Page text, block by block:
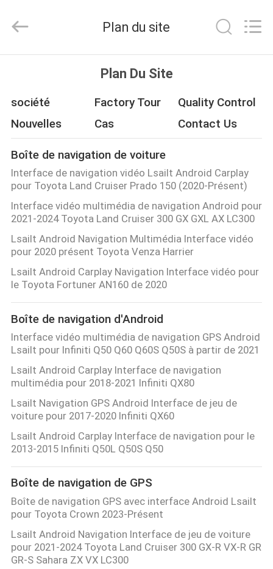
PRODUITS
VIDÉOS
AU
SUJET
DE
NOUS
VISITE
D'USINE
CONTRÔLE
DE
QUALITÉ
CONTACTEZ-
NOUS
NOUVELLES
CAS
PLAN
Automobile
Electron
Rights
Plan du site
Plan Du Site
société Factory Tour
Quality Control
Nouvelles
Cas Contact Us
Boîte de navigation de voiture
Interface de navigation vidéo Lsailt Android Carplay
pour Toyota Land Cruiser Prado 150 (2020-Présent)
Interface vidéo multimédia de navigation Android pour
2021-2024 Toyota Land Cruiser 300 GX GXL AX LC300
Lsailt Android Navigation Multimédia Interface vidéo
pour 2020 présent Toyota Venza Harrier
Lsailt Android Carplay Navigation Interface vidéo pour
le Toyota Fortuner AN160 de 2020
Boîte de navigation d'Android
Interface vidéo multimédia de navigation GPS Android
Lsailt pour Infiniti Q50 Q60 Q60S Q50S à partir de 2021
Lsailt Android Carplay Interface de navigation
multimédia pour 2018-2021 Infiniti QX80
Lsailt Navigation GPS Android Interface de jeu de
voiture pour 2017-2020 Infiniti QX60
Lsailt Android Carplay Interface de navigation pour le
2013-2015 Infiniti Q50L Q50S Q50
Boîte de navigation de GPS
Boîte de navigation GPS avec interface Android Lsailt
pour Toyota Crown 2023-Présent
Lsailt Android Navigation Interface de jeu de voiture
pour 2021-2024 Toyota Land Cruiser 300 GX-R VX-R GR
GR-S Sahara ZX VX LC300